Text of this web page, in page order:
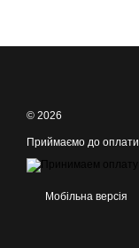
© 2026
Приймаємо до оплати
Мобільна версія